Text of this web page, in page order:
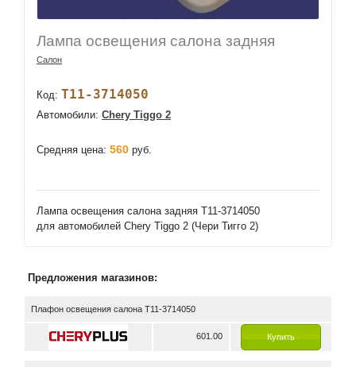
Лампа освещения салона задняя
Салон
Код: T11-3714050
Автомобили: Chery Tiggo 2
Средняя цена: 560 руб.
Лампа освещения салона задняя T11-3714050
для автомобилей Chery Tiggo 2 (Чери Тигго 2)
Предложения магазинов:
Плафон освещения салона T11-3714050
601.00 Купить